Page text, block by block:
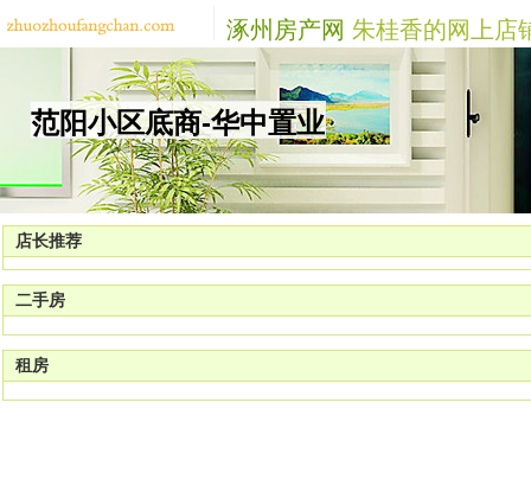
涿州房产网 朱桂香的网上店
范阳小区底商-华中置业
店长推荐
二手房
租房